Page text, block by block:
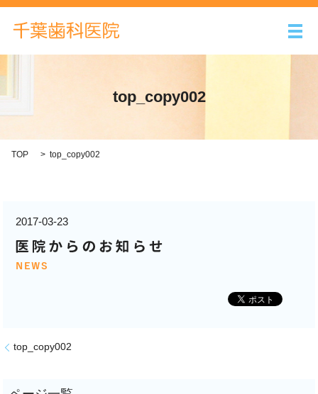
メ
top_copy002
TOP top_copy002
2017-03-23
top_copy002